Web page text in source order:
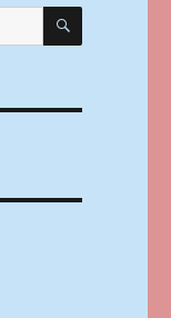
ПОИСК